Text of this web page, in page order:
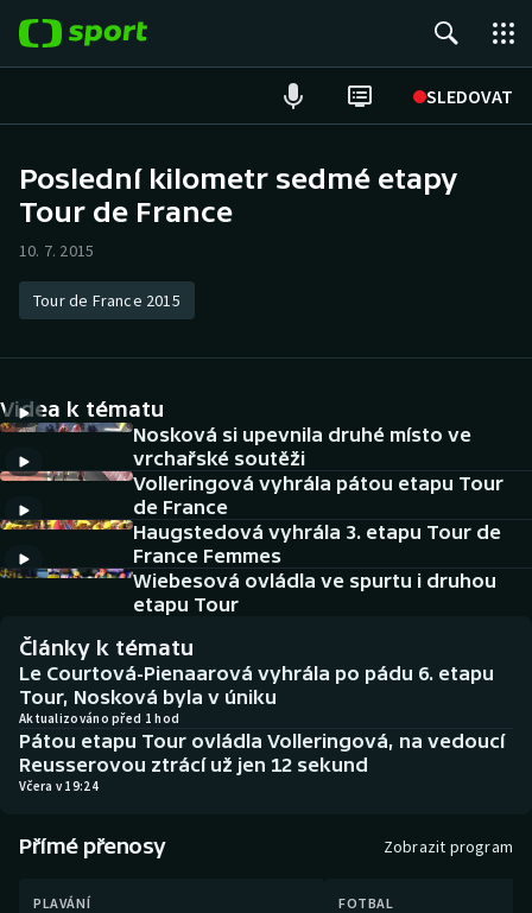
SLEDOVAT
Hokej
Atletika
DALŠÍ SPORTY
Americký fotbal
Baseball a softbal
Biatlon
Boby a skeleton
Box
Curling
Dostihy
NEPŘEHLÉDNĚTE
Historické návraty
Aplikace ČT sport
AZ kvíz
Poslední kilometr sedmé etapy
Tour de France
10. 7. 2015
Tour de France 2015
Videa k tématu
Nosková si upevnila druhé místo ve
vrchařské soutěži
Volleringová vyhrála pátou etapu Tour
de France
Haugstedová vyhrála 3. etapu Tour de
France Femmes
Wiebesová ovládla ve spurtu i druhou
etapu Tour
Články k tématu
Le Courtová-Pienaarová vyhrála po pádu 6. etapu
Tour, Nosková byla v úniku
Aktualizováno před 1 hod
Pátou etapu Tour ovládla Volleringová, na vedoucí
Reusserovou ztrácí už jen 12 sekund
Včera v 19:24
Přímé přenosy Zobrazit program
PLAVÁNÍ FOTBAL